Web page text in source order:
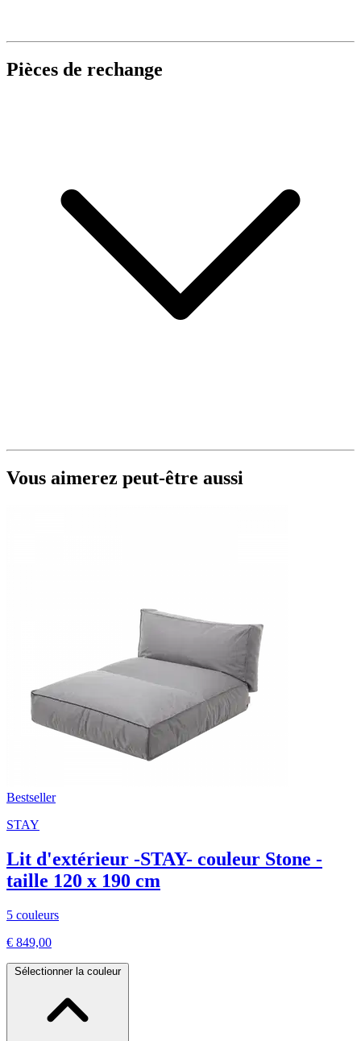
Pièces de rechange
Vous aimerez peut-être aussi
Bestseller
STAY
Lit d'extérieur -STAY- couleur Stone -
taille 120 x 190 cm
5 couleurs
€ 849,00
Sélectionner la couleur